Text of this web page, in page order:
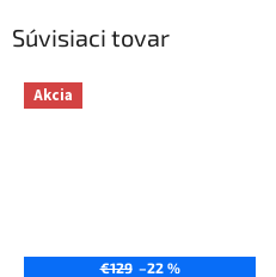
Súvisiaci tovar
Akcia
€129 –22 %